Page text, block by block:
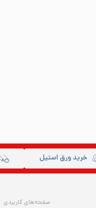
خرید ورق استیل
صفحه‌های کاربردی